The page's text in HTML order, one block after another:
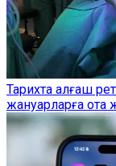
Тарихта алғаш
жануарларға ота